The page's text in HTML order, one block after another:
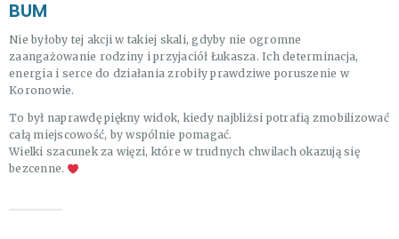
BUM
Nie byłoby tej akcji w takiej skali, gdyby nie ogromne
zaangażowanie rodziny i przyjaciół Łukasza. Ich determinacja,
energia i serce do działania zrobiły prawdziwe poruszenie w
Koronowie.
To był naprawdę piękny widok, kiedy najbliżsi potrafią zmobilizować
całą miejscowość, by wspólnie pomagać.
Wielki szacunek za więzi, które w trudnych chwilach okazują się
bezcenne.